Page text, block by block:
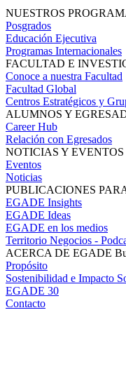
NUESTROS
Posgrados
Educación Ejecutiva
Programas Internacionales
FACULTAD E
Conoce a nuestra Facultad
Facultad Global
Centros Estratégicos y
ALUMNOS Y
Career Hub
Relación con Egresados
NOTICIAS Y EVENTOS
Eventos
Noticias
PUBLICACIONES
EGADE Insights
EGADE Ideas
EGADE en los medios
Territorio Negocios -
ACERCA DE EGADE
Propósito
Sostenibilidad e Impacto
EGADE 30
Contacto